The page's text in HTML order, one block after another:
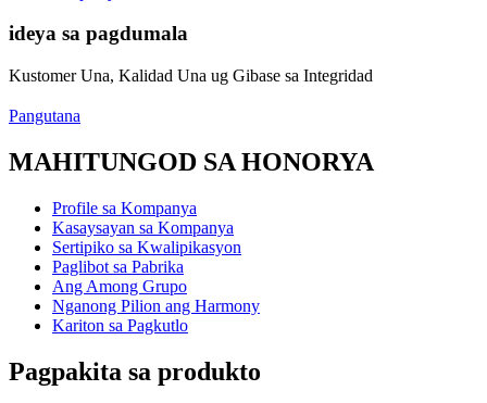
ideya sa pagdumala
Kustomer Una, Kalidad Una ug Gibase sa Integridad
Pangutana
MAHITUNGOD SA HONORYA
Profile sa Kompanya
Kasaysayan sa Kompanya
Sertipiko sa Kwalipikasyon
Paglibot sa Pabrika
Ang Among Grupo
Nganong Pilion ang Harmony
Kariton sa Pagkutlo
Pagpakita sa produkto